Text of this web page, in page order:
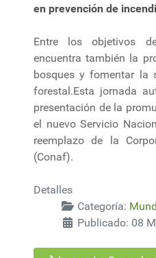
en prevención de
Entre los objetivos
encuentra también la
bosques y fomentar la
forestal.Esta jornada
presentación de la
el nuevo Servicio
reemplazo de la
(Conaf).
Detalles
Categoría:
Publicado: 08